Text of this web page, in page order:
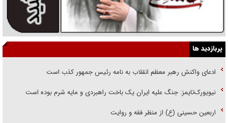
پربازدید ها
ادعای واکنش رهبر معظم انقلاب به نامه رئیس جمهور کذب است
نیویورک‌تایمز: جنگ علیه ایران یک باخت راهبردی و مایه شرم بوده است
اربعین حسینی (ع) از منظر فقه و روایت